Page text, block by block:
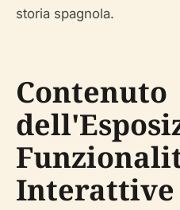
storia spagnola.
Contenuto
Interattive